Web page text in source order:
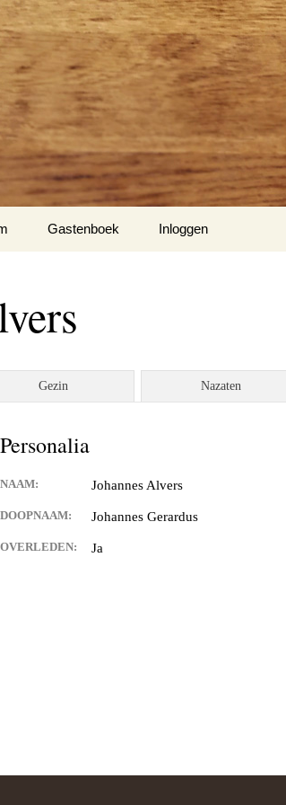
Gastenboek
Inloggen
Gezin Nazaten
Personalia
NAAM: Johannes Alvers
DOOPNAAM: Johannes Gerardus
OVERLEDEN: Ja